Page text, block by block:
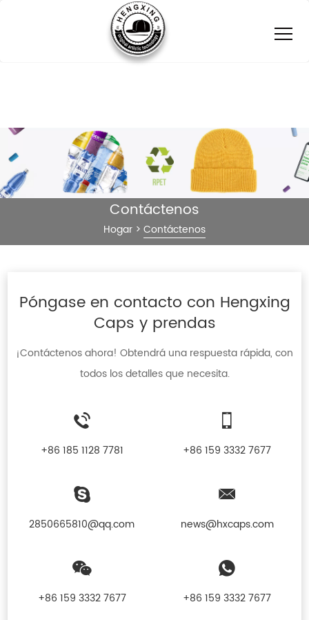
Contáctenos
Hogar > Contáctenos
Póngase en contacto con Hengxing
Caps y prendas
¡Contáctenos ahora! Obtendrá una respuesta rápida, con
todos los detalles que necesita.
+86 185 1128 7781 +86 159 3332 7677
2850665810@qq.com news@hxcaps.com
+86 159 3332 7677 +86 159 3332 7677